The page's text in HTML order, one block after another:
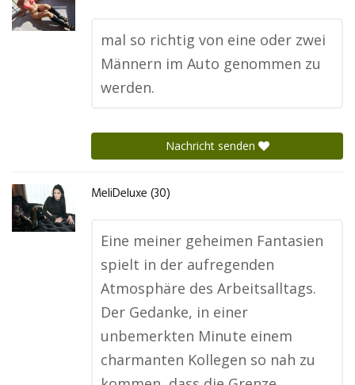
mal so richtig von eine oder zwei
Männern im Auto genommen zu
werden.
Nachricht senden
MeliDeluxe (30)
Eine meiner geheimen Fantasien
spielt in der aufregenden
Atmosphäre des Arbeitsalltags.
Der Gedanke, in einer
unbemerkten Minute einem
charmanten Kollegen so nah zu